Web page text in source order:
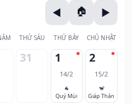
THỨ SÁU THỨ BẢY CHỦ NHẬT
31 1
14/2
🐐
Quý Mùi
2
15/2
🐒
Giáp Thân